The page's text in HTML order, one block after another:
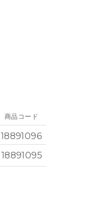
商品コード
18891096
18891095